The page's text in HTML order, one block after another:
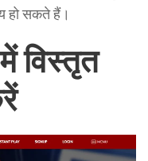
हो सकते हैं।
विस्तृत